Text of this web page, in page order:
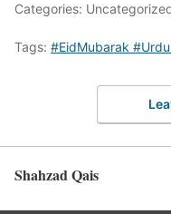
Categories:
Tags: #EidMubarak
Shahzad Qais